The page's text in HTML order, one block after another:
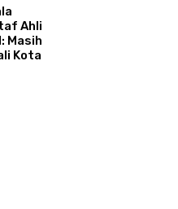
Ahli
Masih
Kota